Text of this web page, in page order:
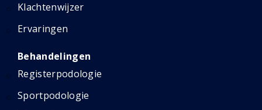
Klachtenwijzer
Ervaringen
Behandelingen
Registerpodologie
Sportpodologie